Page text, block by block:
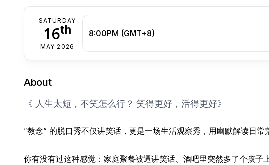
SATURDAY
16th
MAY 2026
8:00PM (GMT+8)
About
《 人生太短，不笑怎么行？ 笑得更好，活得更好》
”教念“ 的脱口秀不仅讲笑话，更是一场生活观察秀，用幽默解读日常
你有没有过这种感觉：家庭聚餐被逼讲笑话、酒吧里突然多了个孩